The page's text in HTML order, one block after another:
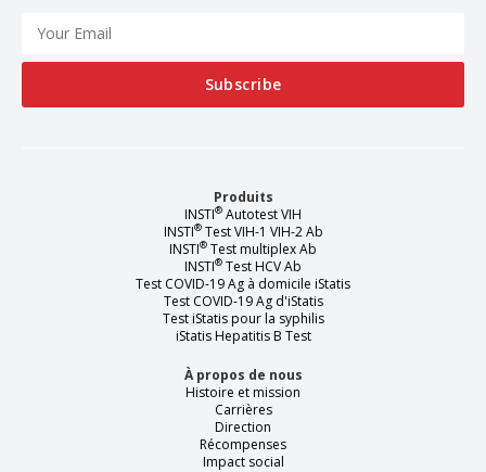
Produits
INSTI® Autotest VIH
INSTI®Test VIH-1 VIH-2 Ab
INSTI® Test multiplex Ab
INSTI® Test HCV Ab
Test COVID-19 Ag à domicile iStatis
Test COVID-19 Ag d'iStatis
Test iStatis pour la syphilis
iStatis Hepatitis B Test
À propos de nous
Histoire et mission
Carrières
Direction
Récompenses
Impact social